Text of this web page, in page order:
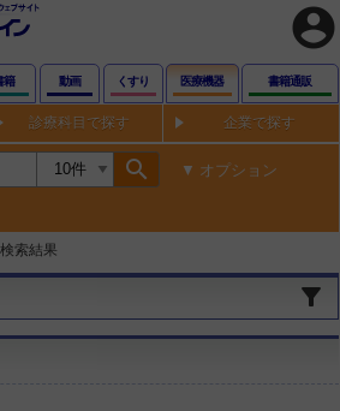
account_circle
籍 動画 くすり 医療機器 書籍通販
診療科目で探す 企業で探す
search オプション
検索結果